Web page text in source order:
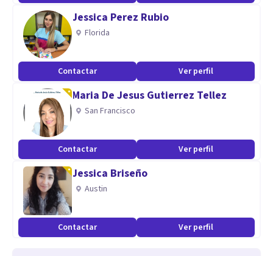
Jessica Perez Rubio
Florida
Contactar Ver perfil
Maria De Jesus Gutierrez Tellez
San Francisco
Contactar Ver perfil
Jessica Briseño
Austin
Contactar Ver perfil